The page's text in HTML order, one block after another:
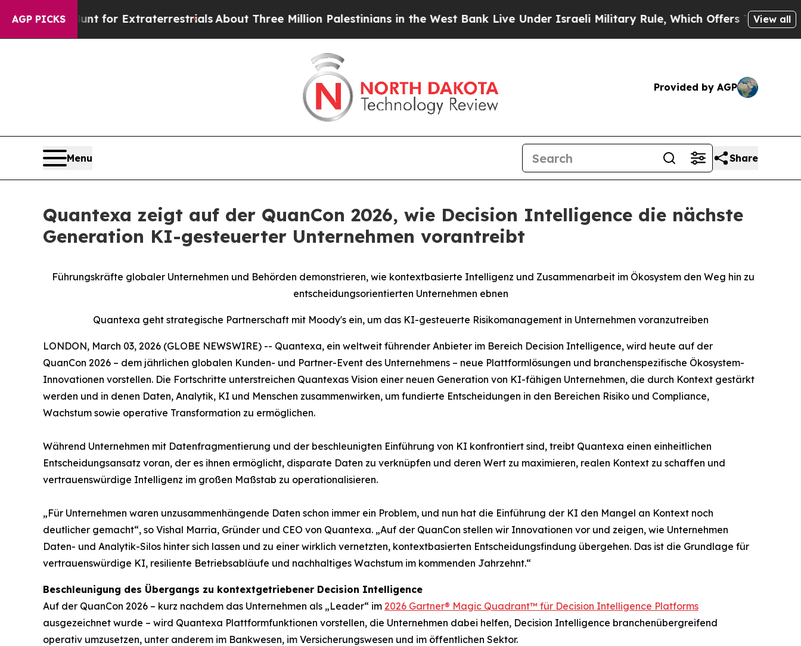
AGP PICKS
Hunt for ExtraterrestrialsAbout Three Million Palestinians in the West Bank Live Under Israeli Military Rule, Which Offers Them few, if any,
View all
Provided by AGP
Menu Share
Quantexa zeigt auf der QuanCon 2026, wie Decision Intelligence die nächste
Generation KI-gesteuerter Unternehmen vorantreibt
Führungskräfte globaler Unternehmen und Behörden demonstrieren, wie kontextbasierte Intelligenz und Zusammenarbeit im Ökosystem den Weg hin zu
entscheidungsorientierten Unternehmen ebnen
Quantexa geht strategische Partnerschaft mit Moody's ein, um das KI-gesteuerte Risikomanagement in Unternehmen voranzutreiben
LONDON, March 03, 2026 (GLOBE NEWSWIRE) -- Quantexa, ein weltweit führender Anbieter im Bereich Decision Intelligence, wird heute auf der
QuanCon 2026 – dem jährlichen globalen Kunden- und Partner-Event des Unternehmens – neue Plattformlösungen und branchenspezifische Ökosystem-
Innovationen vorstellen. Die Fortschritte unterstreichen Quantexas Vision einer neuen Generation von KI-fähigen Unternehmen, die durch Kontext gestärkt
werden und in denen Daten, Analytik, KI und Menschen zusammenwirken, um fundierte Entscheidungen in den Bereichen Risiko und Compliance,
Wachstum sowie operative Transformation zu ermöglichen.
Während Unternehmen mit Datenfragmentierung und der beschleunigten Einführung von KI konfrontiert sind, treibt Quantexa einen einheitlichen
Entscheidungsansatz voran, der es ihnen ermöglicht, disparate Daten zu verknüpfen und deren Wert zu maximieren, realen Kontext zu schaffen und
vertrauenswürdige Intelligenz im großen Maßstab zu operationalisieren.
„Für Unternehmen waren unzusammenhängende Daten schon immer ein Problem, und nun hat die Einführung der KI den Mangel an Kontext noch
deutlicher gemacht“, so Vishal Marria, Gründer und CEO von Quantexa. „Auf der QuanCon stellen wir Innovationen vor und zeigen, wie Unternehmen
Daten- und Analytik-Silos hinter sich lassen und zu einer wirklich vernetzten, kontextbasierten Entscheidungsfindung übergehen. Das ist die Grundlage für
vertrauenswürdige KI, resiliente Betriebsabläufe und nachhaltiges Wachstum im kommenden Jahrzehnt.“
Beschleunigung des Übergangs zu kontextgetriebener Decision Intelligence
Auf der QuanCon 2026 – kurz nachdem das Unternehmen als „Leader“ im 2026 Gartner® Magic Quadrant™ für Decision Intelligence Platforms
ausgezeichnet wurde – wird Quantexa Plattformfunktionen vorstellen, die Unternehmen dabei helfen, Decision Intelligence branchenübergreifend
operativ umzusetzen, unter anderem im Bankwesen, im Versicherungswesen und im öffentlichen Sektor.